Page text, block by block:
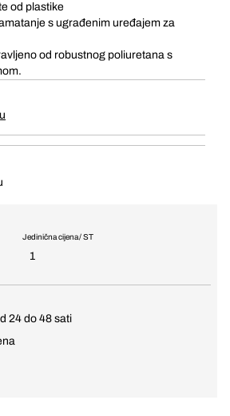
od plastike
s ugrađenim uređajem za
od robustnog poliuretana s
Jedinična cijena / ST
1
24 do 48 sati